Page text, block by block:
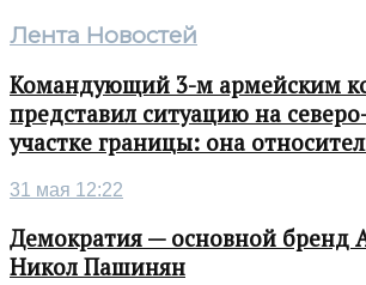
Лента Новостей
Командующий 3-м армейским
представил ситуацию на
участке границы: она
31 мая 12:22
Демократия — основной бренд
Никол Пашинян